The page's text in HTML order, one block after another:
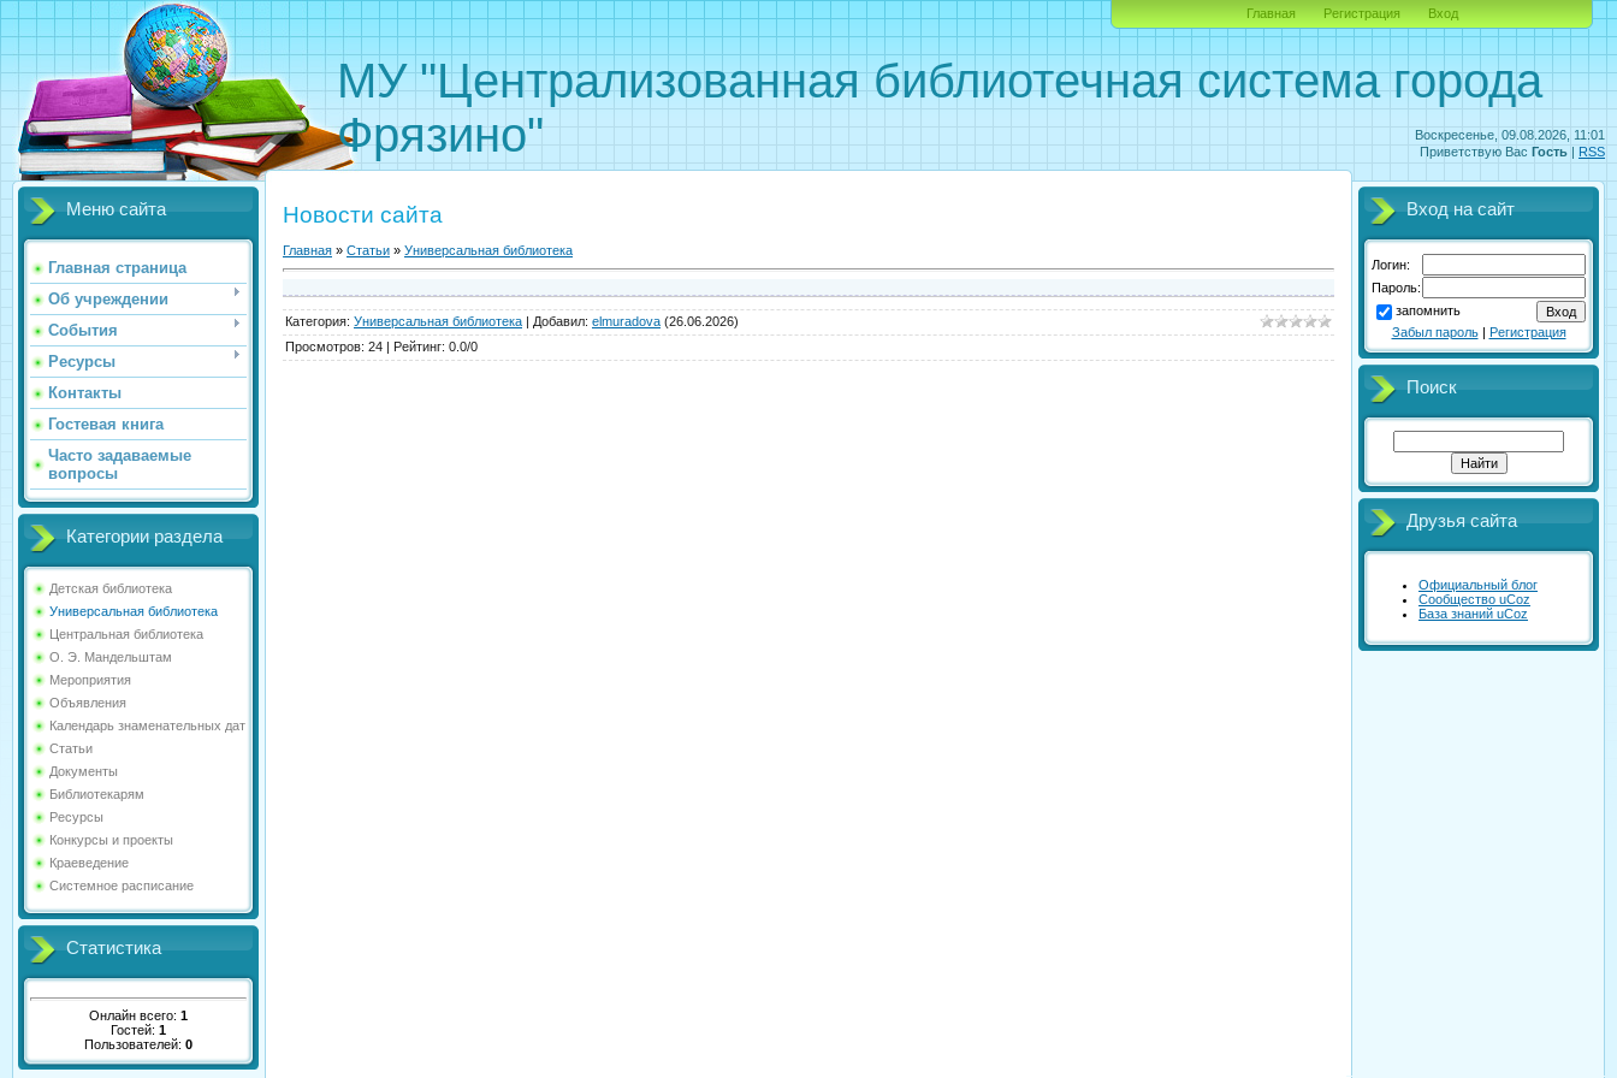
Воскресенье, 09.08.2026, 11:01
Приветствую Вас Гость | RSS
МУ "Централизованная библиотечная система города
Фрязино"
Главная Регистрация Вход
Меню сайта
Главная страница
Об учреждении
События
Ресурсы
Контакты
Гостевая книга
Часто задаваемые
вопросы
Категории раздела
Детская библиотека
Универсальная библиотека
Центральная библиотека
О. Э. Мандельштам
Мероприятия
Объявления
Календарь знаменательных дат
Статьи
Документы
Библиотекарям
Ресурсы
Конкурсы и проекты
Краеведение
Системное расписание
Статистика
Онлайн всего: 1
Гостей: 1
Пользователей: 0
Новости сайта
Главная » Статьи » Универсальная библиотека
Категория: Универсальная библиотека | Добавил: elmuradova (26.06.2026)
Просмотров: 24 | Рейтинг: 0.0/0
Вход на сайт
Логин:
Пароль:
запомнить
Забыл пароль| Регистрация
Поиск
Друзья сайта
Официальный блог
Сообщество uCoz
База знаний uCoz